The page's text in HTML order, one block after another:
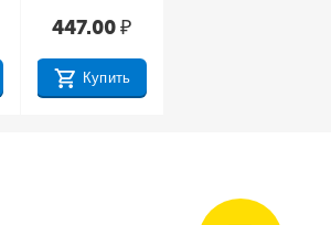
водоочистител
550-EZ
447.00₽
Купить